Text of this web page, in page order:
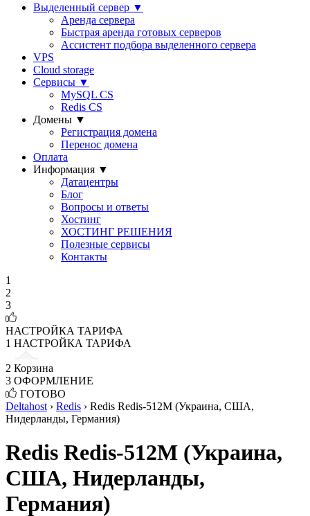
Выделенный сервер ▼
Аренда сервера
Быстрая аренда готовых серверов
Ассистент подбора выделенного сервера
VPS
Cloud storage
Сервисы ▼
MySQL CS
Redis CS
Домены ▼
Регистрация домена
Перенос домена
Оплата
Информация ▼
Датацентры
Блог
Вопросы и ответы
Хостинг
ХОСТИНГ РЕШЕНИЯ
Полезные сервисы
Контакты
1
2
3
НАСТРОЙКА ТАРИФА
1 НАСТРОЙКА ТАРИФА
2 Корзина
3 ОФОРМЛЕНИЕ
ГОТОВО
Deltahost › Redis › Redis Redis-512M (Украина, США,
Нидерланды, Германия)
Redis Redis-512M (Украина,
США, Нидерланды,
Германия)